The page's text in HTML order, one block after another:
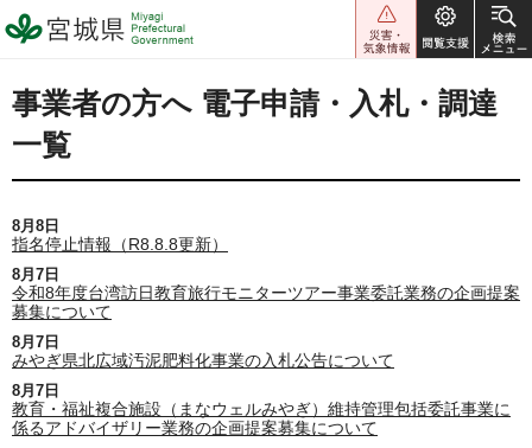
宮城県 Miyagi Prefectural
Government
事業者の方へ 電子申請・入札・調達
一覧
8月8日
指名停止情報（R8.8.8更新）
8月7日
令和8年度台湾訪日教育旅行モニターツアー事業委託業務の企画提案
募集について
8月7日
みやぎ県北広域汚泥肥料化事業の入札公告について
8月7日
教育・福祉複合施設（まなウェルみやぎ）維持管理包括委託事業に
係るアドバイザリー業務の企画提案募集について